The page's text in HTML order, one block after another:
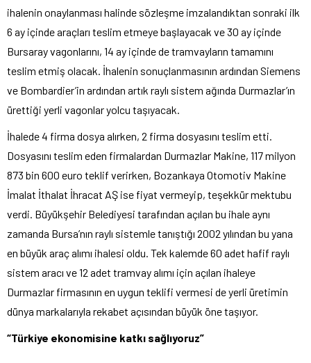
ihalenin onaylanması halinde sözleşme imzalandıktan sonraki ilk
6 ay içinde araçları teslim etmeye başlayacak ve 30 ay içinde
Bursaray vagonlarını, 14 ay içinde de tramvayların tamamını
teslim etmiş olacak. İhalenin sonuçlanmasının ardından Siemens
ve Bombardier’in ardından artık raylı sistem ağında Durmazlar’ın
ürettiği yerli vagonlar yolcu taşıyacak.
İhalede 4 firma dosya alırken, 2 firma dosyasını teslim etti.
Dosyasını teslim eden firmalardan Durmazlar Makine, 117 milyon
873 bin 600 euro teklif verirken, Bozankaya Otomotiv Makine
İmalat İthalat İhracat AŞ ise fiyat vermeyip, teşekkür mektubu
verdi. Büyükşehir Belediyesi tarafından açılan bu ihale aynı
zamanda Bursa’nın raylı sistemle tanıştığı 2002 yılından bu yana
en büyük araç alımı ihalesi oldu. Tek kalemde 60 adet hafif raylı
sistem aracı ve 12 adet tramvay alımı için açılan ihaleye
Durmazlar firmasının en uygun teklifi vermesi de yerli üretimin
dünya markalarıyla rekabet açısından büyük öne taşıyor.
“Türkiye ekonomisine katkı sağlıyoruz”